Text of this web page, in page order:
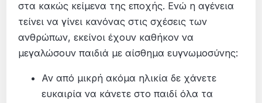
στα κακώς κείμενα της εποχής. Ενώ η αγένεια
τείνει να γίνει κανόνας στις σχέσεις των
ανθρώπων, εκείνοι έχουν καθήκον να
μεγαλώσουν παιδιά με αίσθημα ευγνωμοσύνης:
Αν από μικρή ακόμα ηλικία δε χάνετε
ευκαιρία να κάνετε στο παιδί όλα τα